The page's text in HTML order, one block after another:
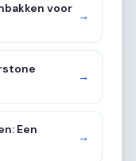
voor
→
→
Een
→